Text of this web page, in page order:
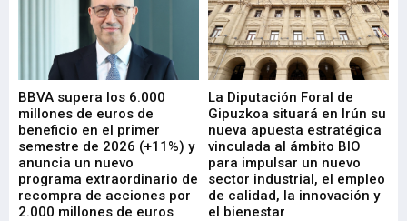
BBVA supera los 6.000
millones de euros de
beneficio en el primer
semestre de 2026 (+11%) y
anuncia un nuevo
programa extraordinario de
recompra de acciones por
2.000 millones de euros
La Diputación Foral de
Gipuzkoa situará en Irún su
nueva apuesta estratégica
vinculada al ámbito BIO
para impulsar un nuevo
sector industrial, el empleo
de calidad, la innovación y
el bienestar